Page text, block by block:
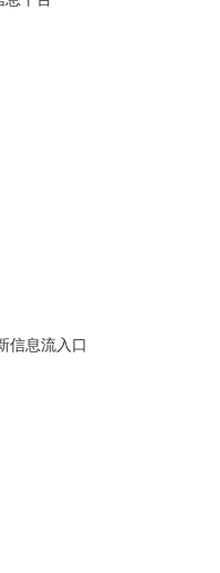
信息流入口